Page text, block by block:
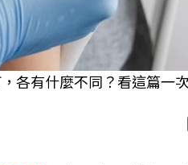
各有什麼不同？看這篇一